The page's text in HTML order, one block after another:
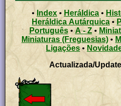
• Index • Heráldica •
Heráldica Autárquica•
Português•A - Z•
Miniaturas (Freguesias) •
Ligações•
Actualizada/